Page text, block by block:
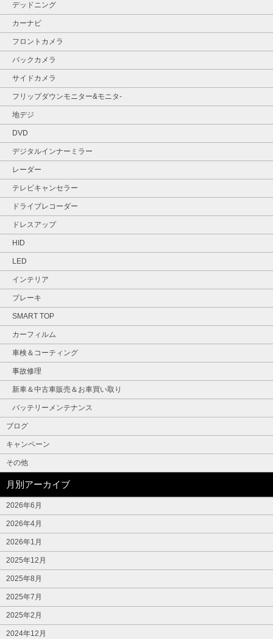
デッドニング
カーナビ
フロントカメラ
バックカメラ
サイドカメラ
フリップダウンモニター&モニタ‐
地デジ
DVD
デジタルインナーミラー
レーダー
テレビキャンセラー
ドライブレコーダー
ドレスアップ
HID
LED
インテリア
ブレーキ
SMART TOP
カーフィルム
車検＆コーティング
事故修理
新車＆中古車販売＆お車買い取り
バッテリーメンテナンス
ブログ
キャンペーン
その他
月別アーカイブ
2026年6月
2026年4月
2026年1月
2025年12月
2025年8月
2025年7月
2025年2月
2024年12月